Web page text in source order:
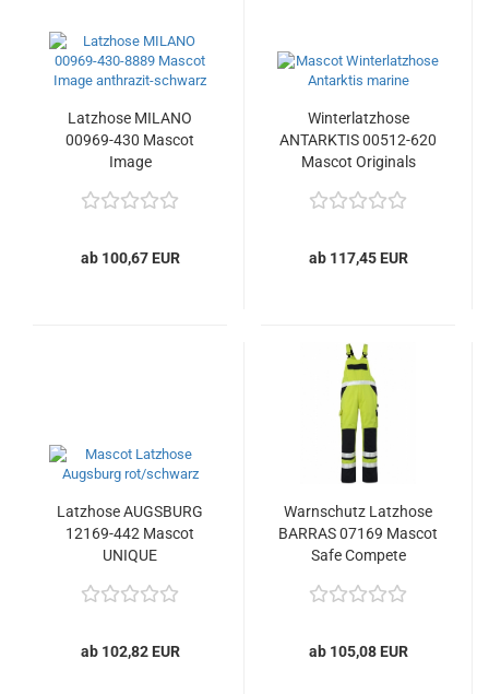
Latzhose MILANO
00969-430 Mascot
Image
ab 100,67 EUR
Winterlatzhose
ANTARKTIS 00512-620
Mascot Originals
ab 117,45 EUR
Latzhose AUGSBURG
12169-442 Mascot
UNIQUE
ab 102,82 EUR
Warnschutz Latzhose
BARRAS 07169 Mascot
Safe Compete
ab 105,08 EUR